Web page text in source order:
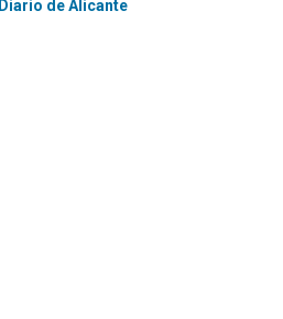
Diario de Alicante